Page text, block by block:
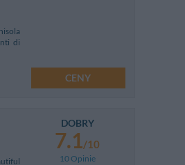
di
CENY
DOBRY
7.1/10
10 Opinie